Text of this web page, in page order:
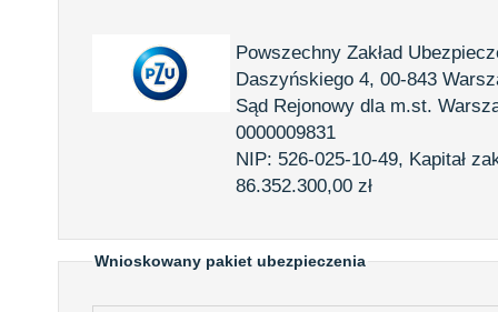
Powszechny Zakład
Daszyńskiego 4, 00-843
Sąd Rejonowy dla m.st.
0000009831
NIP: 526-025-10-49, Kapitał
86.352.300,00 zł
Wnioskowany pakiet ubezpieczenia